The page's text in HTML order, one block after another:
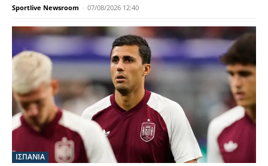
Sportlive Newsroom - 07/08/2026 12:40
ΙΣΠΑΝΙΑ